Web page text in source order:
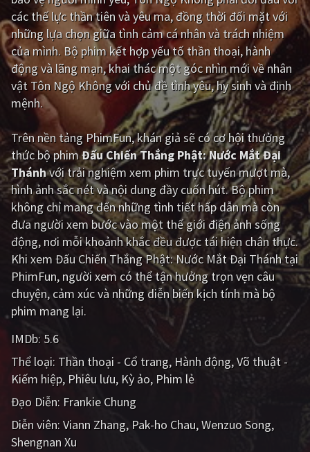
Giật gân Gia đình
Bí ẩn Lịch sử
Viễn Tây Tiểu sử
GameShow DramaTV
QUỐC GIA
Âu - Mỹ Trung Quốc - Hồng Kông
Hàn Quốc Nhật Bản
Ấn Độ Việt Nam
Tổng hợp
CẬP NHẬT
PHIM MỚI
PHIM LẺ
PHIM CHIẾU RẠP
TUYỂN TẬP PHIM
các thế lực thần tiên và yêu ma, đồng thời đối mặt với
những lựa chọn giữa tình cảm cá nhân và trách nhiệm
của mình. Bộ phim kết hợp yếu tố thần thoại, hành
động và lãng mạn, khai thác một góc nhìn mới về nhân
vật Tôn Ngộ Không với chủ đề tình yêu, hy sinh và định
mệnh.
Trên nền tảngPhimFun, khán giả sẽ có cơ hội thưởng
thức bộ phimĐấu Chiến Thắng Phật: Nước Mắt Đại
Thánhvới trải nghiệm xem phim trực tuyến mượt mà,
hình ảnh sắc nét và nội dung đầy cuốn hút. Bộ phim
không chỉ mang đến những tình tiết hấp dẫn mà còn
đưa người xem bước vào một thế giới điện ảnh sống
động, nơi mỗi khoảnh khắc đều được tái hiện chân thực.
Khi xem Đấu Chiến Thắng Phật: Nước Mắt Đại Thánh tại
PhimFun, người xem có thể tận hưởng trọn vẹn câu
chuyện, cảm xúc và những diễn biến kịch tính mà bộ
phim mang lại.
IMDb: 5.6
Thể loại: Thần thoại - Cổ trang Hành động Võ thuật -
Kiếm hiệp Phiêu lưu Kỳ ảo Phim lẻ
Đạo Diễn: Frankie Chung
Diễn viên: Viann Zhang Pak-ho Chau Wenzuo Song
Shengnan Xu